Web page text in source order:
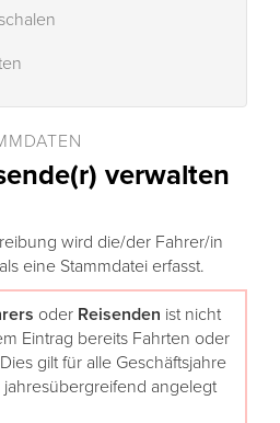
verwalten
wird die/der Fahrer/in
eine Stammdatei erfasst.
oder Reisenden ist nicht
Eintrag bereits Fahrten oder
gilt für alle Geschäftsjahre
angelegt